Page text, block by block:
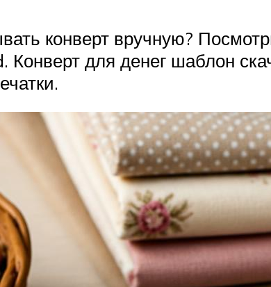
конверт вручную?
для денег шаблон